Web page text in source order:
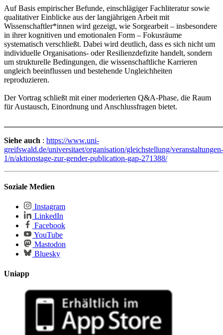
Auf Basis empirischer Befunde, einschlägiger Fachliteratur sowie
qualitativer Einblicke aus der langjährigen Arbeit mit
Wissenschaftler*innen wird gezeigt, wie Sorgearbeit – insbesondere
in ihrer kognitiven und emotionalen Form – Fokusräume
systematisch verschließt. Dabei wird deutlich, dass es sich nicht um
individuelle Organisations- oder Resilienzdefizite handelt, sondern
um strukturelle Bedingungen, die wissenschaftliche Karrieren
ungleich beeinflussen und bestehende Ungleichheiten
reproduzieren.
Der Vortrag schließt mit einer moderierten Q&A-Phase, die Raum
für Austausch, Einordnung und Anschlussfragen bietet.
Siehe auch : https://www.uni-
greifswald.de/universitaet/organisation/gleichstellung/veranstaltungen-
1/n/aktionstage-zur-gender-publication-gap-271388/
Soziale Medien
Instagram
LinkedIn
Facebook
YouTube
Mastodon
Bluesky
Uniapp